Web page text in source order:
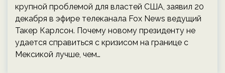
крупной проблемой для властей США, заявил 20
декабря в эфире телеканала Fox News ведущий
Такер Карлсон. Почему новому президенту не
удается справиться с кризисом на границе с
Мексикой лучше, чем…